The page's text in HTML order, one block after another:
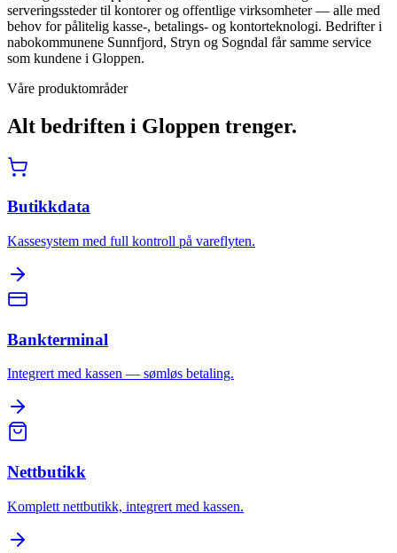
serveringssteder til kontorer og offentlige virksomheter — alle med
behov for pålitelig kasse-, betalings- og kontorteknologi. Bedrifter i
nabokommunene Sunnfjord, Stryn og Sogndal får samme service
som kundene i Gloppen.
Våre produktområder
Alt bedriften i Gloppen trenger.
Butikkdata
Kassesystem med full kontroll på vareflyten.
Bankterminal
Integrert med kassen — sømløs betaling.
Nettbutikk
Komplett nettbutikk, integrert med kassen.